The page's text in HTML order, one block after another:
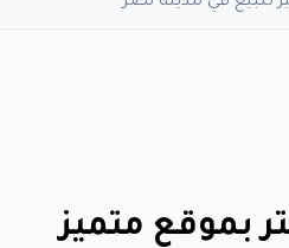
240 متر بموقع متميز